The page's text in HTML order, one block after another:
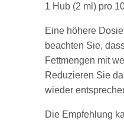
1 Hub (2 ml) pro
Eine höhere
beachten Sie,
Fettmengen mit
Reduzieren Sie
wieder
Die Empfehlung